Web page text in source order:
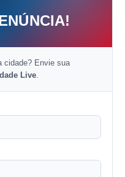
cidade? Envie sua
Live